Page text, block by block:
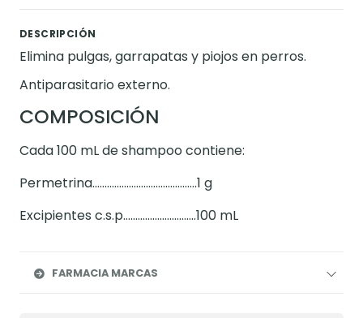
DESCRIPCIÓN
Elimina pulgas, garrapatas y piojos en perros.
Antiparasitario externo.
COMPOSICIÓN
Cada 100 mL de shampoo contiene:
Permetrina...........................................1 g
Excipientes c.s.p..............................100 mL
FARMACIA MARCAS